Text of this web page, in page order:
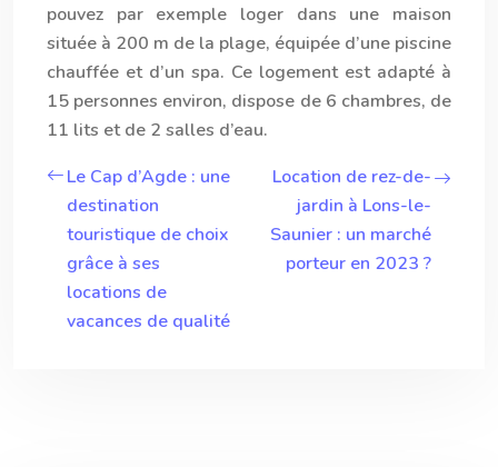
pouvez par exemple loger dans une maison
située à 200 m de la plage, équipée d’une piscine
chauffée et d’un spa. Ce logement est adapté à
15 personnes environ, dispose de 6 chambres, de
11 lits et de 2 salles d’eau.
Le Cap d’Agde : une
destination
touristique de choix
grâce à ses
locations de
vacances de qualité
Location de rez-de-
jardin à Lons-le-
Saunier : un marché
porteur en 2023 ?